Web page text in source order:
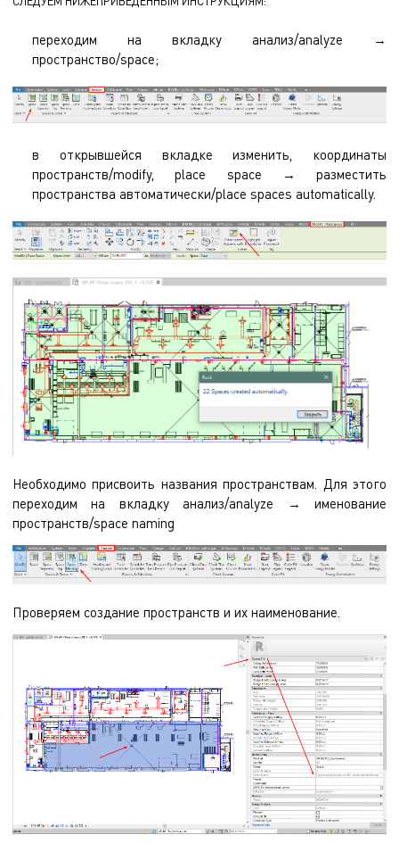
переходим на вкладку анализ/analyze →
пространство/space;
в открывшейся вкладке изменить, координаты
пространств/modify, place space → разместить
пространства автоматически/place spaces automatically.
Необходимо присвоить названия пространствам. Для этого
переходим на вкладку анализ/analyze → именование
пространств/space naming
Проверяем создание пространств и их наименование.